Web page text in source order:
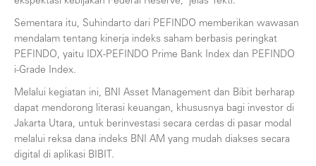
Sementara itu, Suhindarto dari PEFINDO memberikan wawasan
mendalam tentang kinerja indeks saham berbasis peringkat
PEFINDO, yaitu IDX-PEFINDO Prime Bank Index dan PEFINDO
i-Grade Index.
Melalui kegiatan ini, BNI Asset Management dan Bibit berharap
dapat mendorong literasi keuangan, khususnya bagi investor di
Jakarta Utara, untuk berinvestasi secara cerdas di pasar modal
melalui reksa dana indeks BNI AM yang mudah diakses secara
digital di aplikasi BIBIT.